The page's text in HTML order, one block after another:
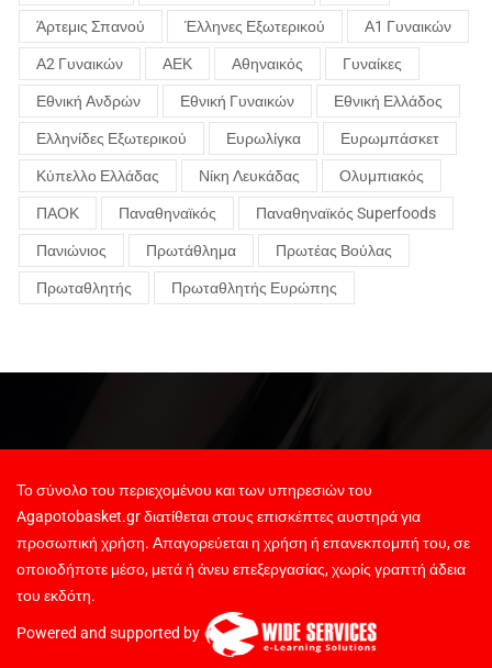
Άρτεμις Σπανού Έλληνες Εξωτερικού Α1 Γυναικών
Α2 Γυναικών ΑΕΚ Αθηναικός Γυναίκες
Εθνική Ανδρών Εθνική Γυναικών Εθνική Ελλάδος
Ελληνίδες Εξωτερικού Ευρωλίγκα Ευρωμπάσκετ
Κύπελλο Ελλάδας Νίκη Λευκάδας Ολυμπιακός
ΠΑΟΚ Παναθηναϊκός Παναθηναϊκός Superfoods
Πανιώνιος Πρωτάθλημα Πρωτέας Βούλας
Πρωταθλητής Πρωταθλητής Ευρώπης
Το σύνολο του περιεχομένου και των υπηρεσιών του
Agapotobasket.gr διατίθεται στους επισκέπτες αυστηρά για
προσωπική χρήση. Απαγορεύεται η χρήση ή επανεκπομπή του, σε
οποιοδήποτε μέσο, μετά ή άνευ επεξεργασίας, χωρίς γραπτή άδεια
του εκδότη.
Powered and supported by